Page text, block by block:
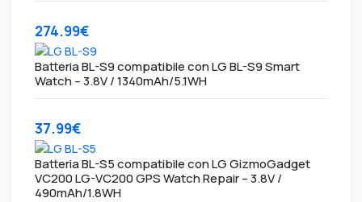
274.99€
Batteria BL-S9 compatibile con LG BL-S9 Smart
Watch – 3.8V / 1340mAh/5.1WH
37.99€
Batteria BL-S5 compatibile con LG GizmoGadget
VC200 LG-VC200 GPS Watch Repair – 3.8V /
490mAh/1.8WH